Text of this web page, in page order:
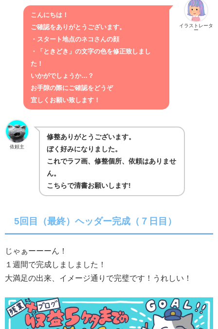
イラストレータ
ー
こんにちは！
ご確認をありがとうございます。
・スタート地点のネコさんの顔
・「ときどき」の文字の色を修正致しまし
た！
いかがでしょうか…？
お手隙の際にご確認をどうぞ
宜しくお願い致します！
依頼主
修整ありがとうございます。
ぼく好みになりました。
これでラフ画、修整個所、依頼はありませ
ん。
こちらで清書お願いします!
5回目（最終）ヘッダー完成（７日目）
じゃぁーーーん！
１週間で完成しましました！
大満足の出来、イメージ通りで完璧です！うれしい！